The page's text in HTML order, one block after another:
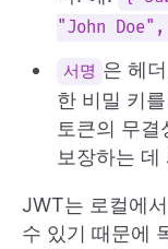
"John
서명 은 헤
한 비밀 키
토큰의 무결
보장하는 데
JWT는 로컬에
수 있기 때문에